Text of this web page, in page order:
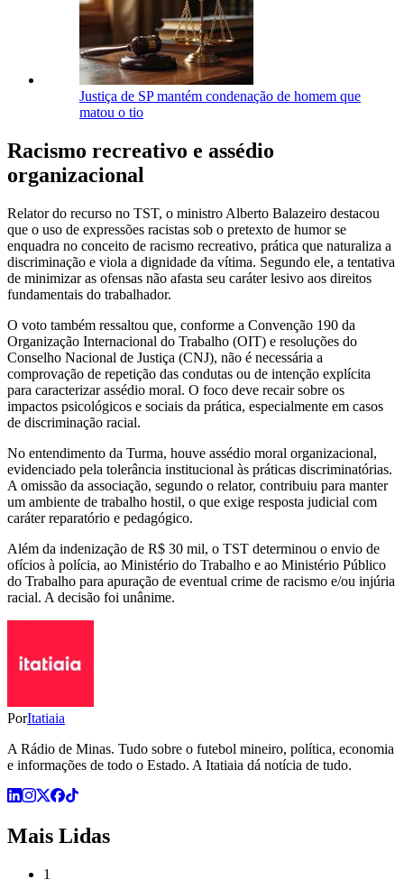
Justiça de SP mantém condenação de homem que
matou o tio
Racismo recreativo e assédio
organizacional
Relator do recurso no TST, o ministro Alberto Balazeiro destacou
que o uso de expressões racistas sob o pretexto de humor se
enquadra no conceito de racismo recreativo, prática que naturaliza a
discriminação e viola a dignidade da vítima. Segundo ele, a tentativa
de minimizar as ofensas não afasta seu caráter lesivo aos direitos
fundamentais do trabalhador.
O voto também ressaltou que, conforme a Convenção 190 da
Organização Internacional do Trabalho (OIT) e resoluções do
Conselho Nacional de Justiça (CNJ), não é necessária a
comprovação de repetição das condutas ou de intenção explícita
para caracterizar assédio moral. O foco deve recair sobre os
impactos psicológicos e sociais da prática, especialmente em casos
de discriminação racial.
No entendimento da Turma, houve assédio moral organizacional,
evidenciado pela tolerância institucional às práticas discriminatórias.
A omissão da associação, segundo o relator, contribuiu para manter
um ambiente de trabalho hostil, o que exige resposta judicial com
caráter reparatório e pedagógico.
Além da indenização de R$ 30 mil, o TST determinou o envio de
ofícios à polícia, ao Ministério do Trabalho e ao Ministério Público
do Trabalho para apuração de eventual crime de racismo e/ou injúria
racial. A decisão foi unânime.
PorItatiaia
A Rádio de Minas. Tudo sobre o futebol mineiro, política, economia
e informações de todo o Estado. A Itatiaia dá notícia de tudo.
Mais Lidas
1